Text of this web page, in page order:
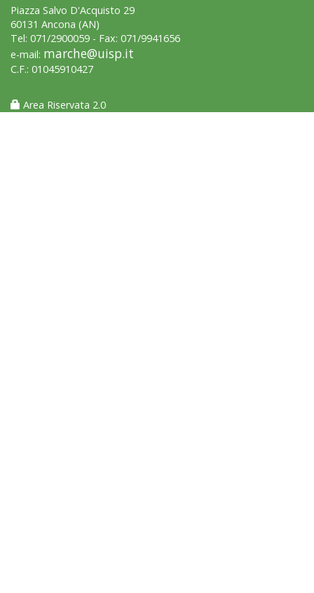
Luglio 2026: "Pensando con i piedi, si possono fare le
rivoluzioni"
Piazza Salvo D'Acquisto 29
60131 Ancona (AN)
Tel: 071/2900059 - Fax: 071/9941656
e-mail: marche@uisp.it
C.F.: 01045910427
Area Riservata 2.0